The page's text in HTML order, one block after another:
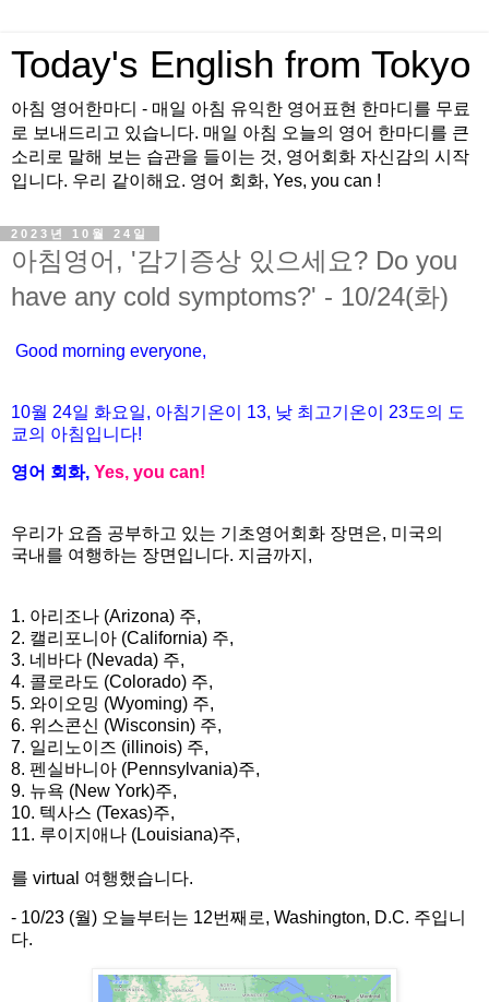
Today's English from Tokyo
아침 영어한마디 - 매일 아침 유익한 영어표현 한마디를 무료
로 보내드리고 있습니다. 매일 아침 오늘의 영어 한마디를 큰
소리로 말해 보는 습관을 들이는 것, 영어회화 자신감의 시작
입니다. 우리 같이해요. 영어 회화, Yes, you can !
2023년 10월 24일
아침영어, '감기증상 있으세요? Do you
have any cold symptoms?' - 10/24(화)
Good morning everyone,
10월 24일 화요일, 아침기온이 13, 낮 최고기온이 23도의 도
쿄의 아침입니다!
영어 회화, Yes, you can!
우리가 요즘 공부하고 있는 기초영어회화 장면은, 미국의
국내를 여행하는 장면입니다. 지금까지 ,
1. 아리조나 (Arizona) 주,
2. 캘리포니아 (California) 주,
3. 네바다 (Nevada) 주,
4. 콜로라도 (Colorado) 주,
5. 와이오밍 (Wyoming) 주,
6. 위스콘신 (Wisconsin) 주,
7. 일리노이즈 (illinois) 주,
8. 펜실바니아 (Pennsylvania)주,
9. 뉴욕 (New York)주,
10. 텍사스 (Texas)주,
11. 루이지애나 (Louisiana)주,
를 virtual 여행했습니다.
- 10/23 (월) 오늘부터는 12번째로, Washington, D.C. 주입니
다.